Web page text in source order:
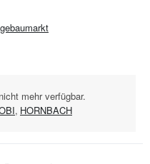
mehr verfügbar.
, HORNBACH